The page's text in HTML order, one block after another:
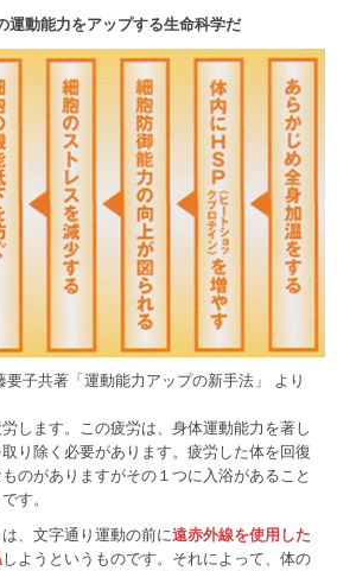
運動能力をアップする生命科学だ
要子共著「運動能力アップの新手法」 より
します。この疲労は、身体運動能力を著し
り除く必要があります。疲労した体を回復
のがありますがその１つに入浴があること
す。
、文字通り運動の前に遠赤外線を使用した
しようというものです。それによって、体の